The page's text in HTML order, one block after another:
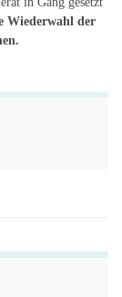
Wiederwahl der